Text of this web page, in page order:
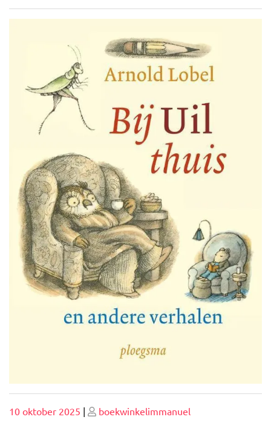
Geplaatst
10 oktober 2025 | Geplaatst
boekwinkelimmanuel